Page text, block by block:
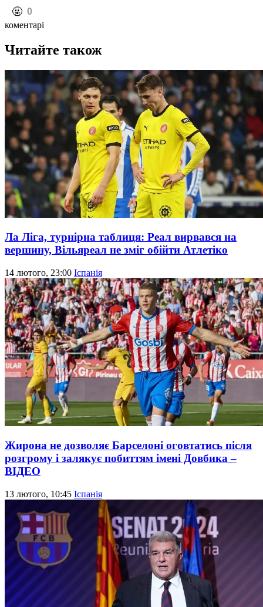
️🤬 0
коментарі
Читайте також
Ла Ліга, турнірна таблиця: Реал вирвався на
вершину, Вільяреал не зміг обійти Атлетіко
14 лютого, 23:00 Іспанія
Жирона не дозволяє Барселоні оговтатись після
розгрому і залякує побиттям імені Довбика –
ВІДЕО
13 лютого, 10:45 Іспанія